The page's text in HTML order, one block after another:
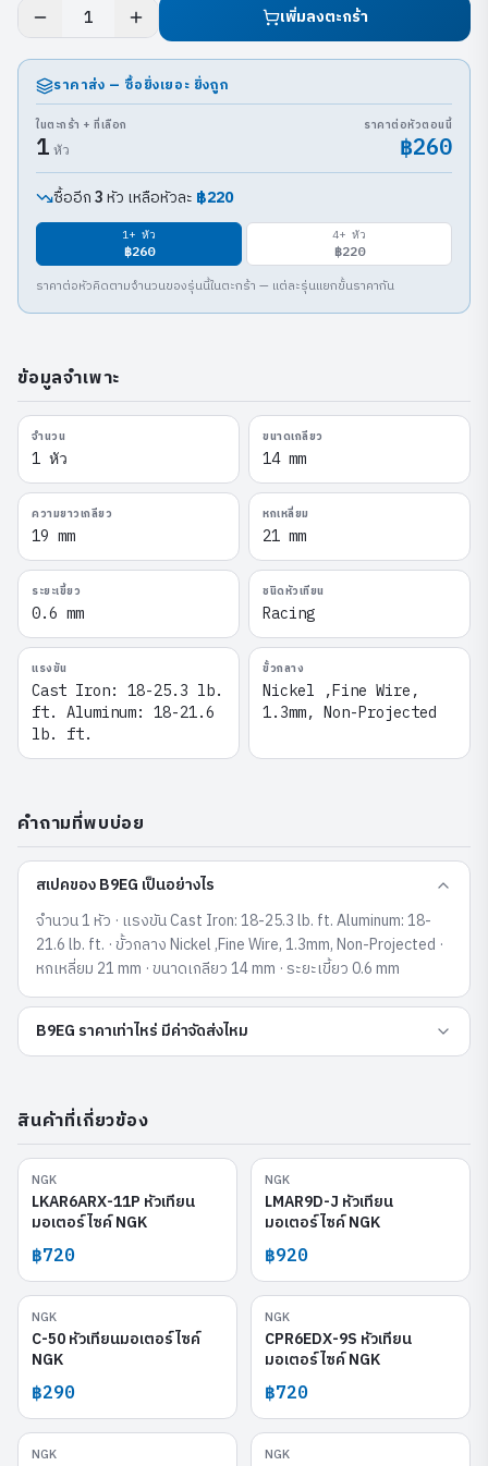
1 เพิ่มลงตะกร้า
ราคาส่ง — ซื้อยิ่งเยอะ ยิ่งถูก
ในตะกร้า + ที่เลือก
1 หัว
ราคาต่อหัวตอนนี้
฿260
ซื้ออีก 3 หัว เหลือหัวละ ฿220
1+ หัว
฿260
4+ หัว
฿220
ราคาต่อหัวคิดตามจำนวนของรุ่นนี้ในตะกร้า — แต่ละรุ่นแยกขั้นราคากัน
ข้อมูลจำเพาะ
จำนวน
1 หัว
ขนาดเกลียว
14 mm
ความยาวเกลียว
19 mm
หกเหลี่ยม
21 mm
ระยะเขี้ยว
0.6 mm
ชนิดหัวเทียน
Racing
แรงขัน
Cast Iron: 18-25.3 lb.
ft. Aluminum: 18-21.6
lb. ft.
ขั้วกลาง
Nickel ,Fine Wire,
1.3mm, Non-Projected
คำถามที่พบบ่อย
สเปคของ B9EG เป็นอย่างไร
จำนวน 1 หัว · แรงขัน Cast Iron: 18-25.3 lb. ft. Aluminum: 18-
21.6 lb. ft. · ขั้วกลาง Nickel ,Fine Wire, 1.3mm, Non-Projected ·
หกเหลี่ยม 21 mm · ขนาดเกลียว 14 mm · ระยะเขี้ยว 0.6 mm
B9EG ราคาเท่าไหร่ มีค่าจัดส่งไหม
สินค้าที่เกี่ยวข้อง
NGK
LKAR6ARX-11P หัวเทียน
มอเตอร์ไซค์ NGK
฿720
NGK
LMAR9D-J หัวเทียน
มอเตอร์ไซค์ NGK
฿920
NGK
C-50 หัวเทียนมอเตอร์ไซค์
NGK
฿290
NGK
CPR6EDX-9S หัวเทียน
มอเตอร์ไซค์ NGK
฿720
NGK NGK